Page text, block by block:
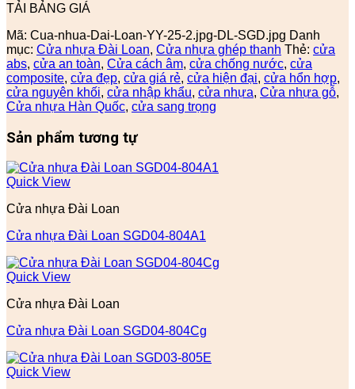
TẢI BẢNG GIÁ
Mã: Cua-nhua-Dai-Loan-YY-25-2.jpg-DL-SGD.jpg Danh
mục: Cửa nhựa Đài Loan, Cửa nhựa ghép thanh Thẻ: cửa
abs, cửa an toàn, Cửa cách âm, cửa chống nước, cửa
composite, cửa đẹp, cửa giá rẻ, cửa hiện đại, cửa hổn hợp,
cửa nguyên khối, cửa nhập khẩu, cửa nhựa, Cửa nhựa gỗ,
Cửa nhựa Hàn Quốc, cửa sang trọng
Sản phẩm tương tự
Quick View
Cửa nhựa Đài Loan
Cửa nhựa Đài Loan SGD04-804A1
Quick View
Cửa nhựa Đài Loan
Cửa nhựa Đài Loan SGD04-804Cg
Quick View